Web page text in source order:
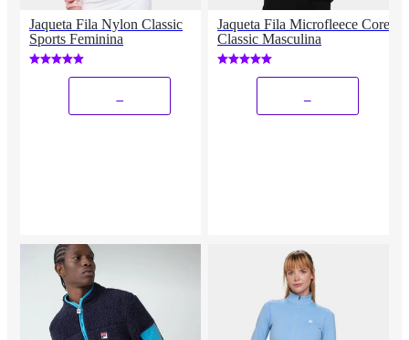
Jaqueta Fila Nylon Classic
Sports Feminina
Jaqueta Fila Microfleece Core
Classic Masculina